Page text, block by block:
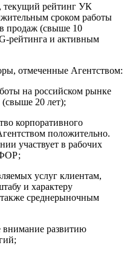
текущий рейтинг УК
сроком работы
продаж (свыше 10
рейтинга и активным
отмеченные Агентством:
на российском рынке
20 лет);
корпоративного
положительно.
участвует в рабочих
услуг клиентам,
и характеру
среднерыночным
внимание развитию